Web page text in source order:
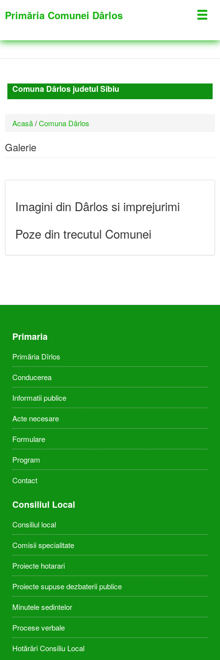
Primăria Comunei Dârlos
Comuna Dârlos judetul Sibiu
Eşti
aici
Acasă/Comuna Dârlos
Galerie
Imagini din Dârlos si imprejurimi
Poze din trecutul Comunei
Primaria
Primăria Dîrlos
Conducerea
Informatii publice
Acte necesare
Formulare
Program
Contact
Consiliul Local
Consiliul local
Comisii specialitate
Proiecte hotarari
Proiecte supuse dezbaterii publice
Minutele sedintelor
Procese verbale
Hotărâri Consiliu Local